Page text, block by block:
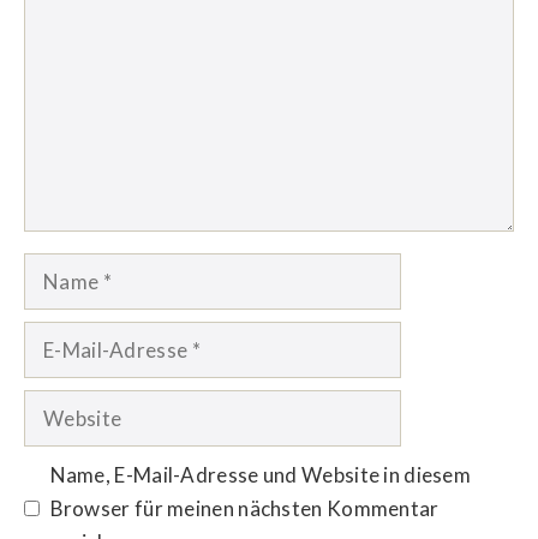
Name
Website
Name, E-Mail-Adresse und Website in diesem
Browser für meinen nächsten Kommentar